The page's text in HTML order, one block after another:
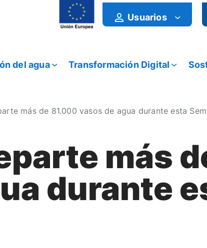
Usuarios
del agua Transformación Digital
más de 81.000 vasos de agua durante esta
más
durante